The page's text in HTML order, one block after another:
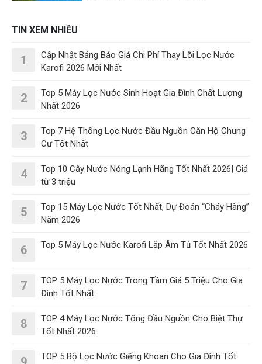
TIN XEM NHIỀU
1
Cập Nhật Bảng Báo Giá Chi Phí Thay Lõi Lọc Nước
Karofi 2026 Mới Nhất
2
Top 5 Máy Lọc Nước Sinh Hoạt Gia Đình Chất Lượng
Nhất 2026
3
Top 7 Hệ Thống Lọc Nước Đầu Nguồn Căn Hộ Chung
Cư Tốt Nhất
4
Top 10 Cây Nước Nóng Lạnh Hãng Tốt Nhất 2026| Giá
từ 3 triệu
5
Top 15 Máy Lọc Nước Tốt Nhất, Dự Đoán “Cháy Hàng”
Năm 2026
6 Top 5 Máy Lọc Nước Karofi Lắp Âm Tủ Tốt Nhất 2026
7
TOP 5 Máy Lọc Nước Trong Tầm Giá 5 Triệu Cho Gia
Đình Tốt Nhất
8
TOP 4 Máy Lọc Nước Tổng Đầu Nguồn Cho Biệt Thự
Tốt Nhất 2026
TOP 5 Bộ Lọc Nước Giếng Khoan Cho Gia Đình Tốt